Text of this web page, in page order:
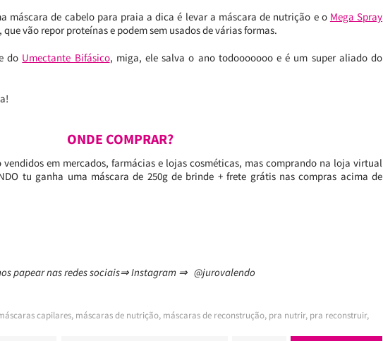
máscara de cabelo para praia a dica é levar a máscara de nutrição e o Mega Spray
, que vão repor proteínas e podem sem usados de várias formas.
do Umectante Bifásico, miga, ele salva o ano todooooooo e é um super aliado do
ONDE COMPRAR?
em mercados, farmácias e lojas cosméticas, mas comprando na loja virtual
tu ganha uma máscara de 250g de brinde + frete grátis nas compras acima de
papear nas redes sociais⇒ Instagram ⇒ @jurovalendo
capilares, máscaras de nutrição, máscaras de reconstrução, pra nutrir, pra reconstruir,